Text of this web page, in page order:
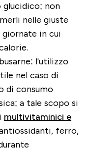
glucidico; non
nelle giuste
in cui
: l'utilizzo
nel caso di
di consumo
a tale scopo si
multivitaminici e
ferro,